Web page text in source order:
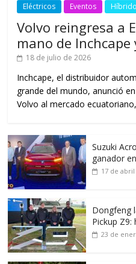
Eléctricos Eventos
Volvo reingresa a
mano de Inchcape
18 de julio de 2026
Inchcape, el distribuidor
grande del mundo, anunció
Volvo al mercado ecuatoriano,
Suzuki
ganador
17 de
Dongfeng
Pickup Z9:
23 de